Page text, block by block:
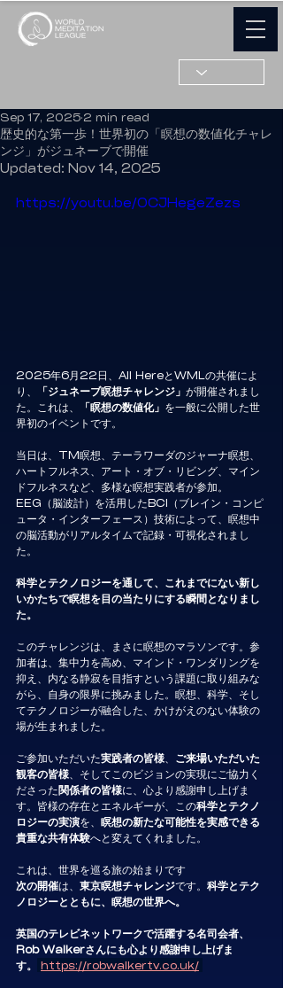
歴史的な第一歩！世界初の「瞑想の数値化チャレ
ンジ」がジュネーブで開催
Sep 17, 2025 2 min read
Updated: Nov 14, 2025
https://youtu.be/0CJHegeZezs
2025年6月22日、All HereとWMLの共催によ
り、
「ジュネーブ瞑想チャレンジ」 が開催されまし
た。これは、
「瞑想の数値化」 を一般に公開した世
界初のイベントです。
当日は、TM瞑想、テーラワーダのジャーナ瞑想、
ハートフルネス、アート・オブ・リビング、マイン
ドフルネスなど、多様な瞑想実践者が参加。
EEG（脳波計）を活用したBCI（ブレイン・コンピ
ュータ・インターフェース）技術によって、瞑想中
の脳活動がリアルタイムで記録・可視化されまし
た。
科学とテクノロジーを通して、これまでにない新し
いかたちで瞑想を目の当たりにする瞬間となりまし
た。
このチャレンジは、まさに瞑想のマラソンです。参
加者は、集中力を高め、マインド・ワンダリングを
抑え、内なる静寂を目指すという課題に取り組みな
がら、自身の限界に挑みました。瞑想、科学、そし
てテクノロジーが融合した、かけがえのない体験の
場が生まれました。
ご参加いただいた実践者の皆様
ご来場いただいた
観客の皆様 、そしてこのビジョンの実現にご協力く
ださった関係者の皆様に、心より感謝申し上げま
す。皆様の存在とエネルギーが、この科学とテクノ
ロジーの実演を、 瞑想の新たな可能性を実感できる
貴重な共有体験へと変えてくれました。
これは、世界を巡る旅の始まりです
次の開催は、 東京瞑想チャレンジです。 科学とテク
ノロジーとともに、瞑想の世界へ。
英国のテレビネットワークで活躍する名司会者、
Rob Walkerさんにも心より感謝申し上げま
す。
https://robwalkertv.co.uk/